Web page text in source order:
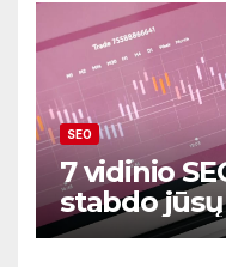
SEO
7 vidinio
stabdo